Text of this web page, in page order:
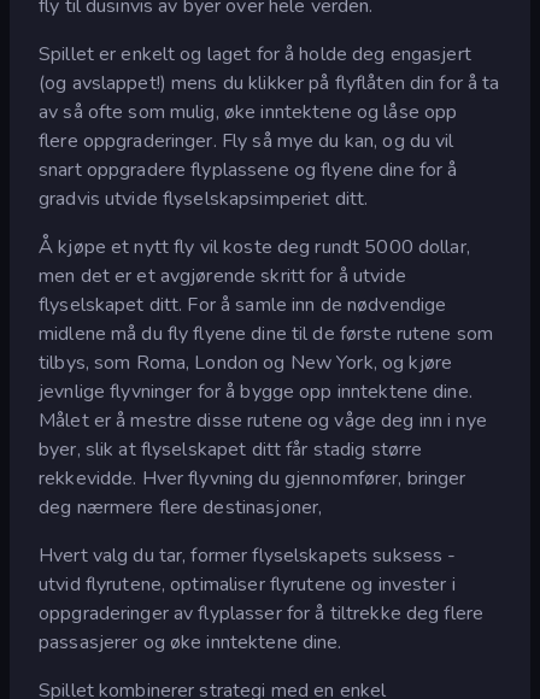
fly til dusinvis av byer over hele verden.
Spillet er enkelt og laget for å holde deg engasjert
(og avslappet!) mens du klikker på flyflåten din for å ta
av så ofte som mulig, øke inntektene og låse opp
flere oppgraderinger. Fly så mye du kan, og du vil
snart oppgradere flyplassene og flyene dine for å
gradvis utvide flyselskapsimperiet ditt.
Å kjøpe et nytt fly vil koste deg rundt 5000 dollar,
men det er et avgjørende skritt for å utvide
flyselskapet ditt. For å samle inn de nødvendige
midlene må du fly flyene dine til de første rutene som
tilbys, som Roma, London og New York, og kjøre
jevnlige flyvninger for å bygge opp inntektene dine.
Målet er å mestre disse rutene og våge deg inn i nye
byer, slik at flyselskapet ditt får stadig større
rekkevidde. Hver flyvning du gjennomfører, bringer
deg nærmere flere destinasjoner,
Hvert valg du tar, former flyselskapets suksess -
utvid flyrutene, optimaliser flyrutene og invester i
oppgraderinger av flyplasser for å tiltrekke deg flere
passasjerer og øke inntektene dine.
Spillet kombinerer strategi med en enkel